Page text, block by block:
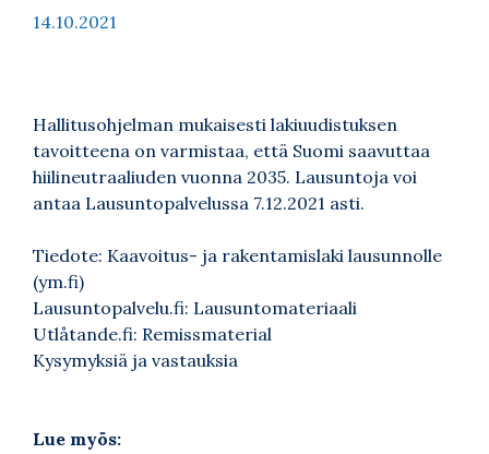
14.10.2021
Hallitusohjelman mukaisesti lakiuudistuksen
tavoitteena on varmistaa, että Suomi saavuttaa
hiilineutraaliuden vuonna 2035. Lausuntoja voi
antaa Lausuntopalvelussa 7.12.2021 asti.
Tiedote: Kaavoitus- ja rakentamislaki lausunnolle
(ym.fi)
Lausuntopalvelu.fi: Lausuntomateriaali
Utlåtande.fi: Remissmaterial
Kysymyksiä ja vastauksia
Lue myös: